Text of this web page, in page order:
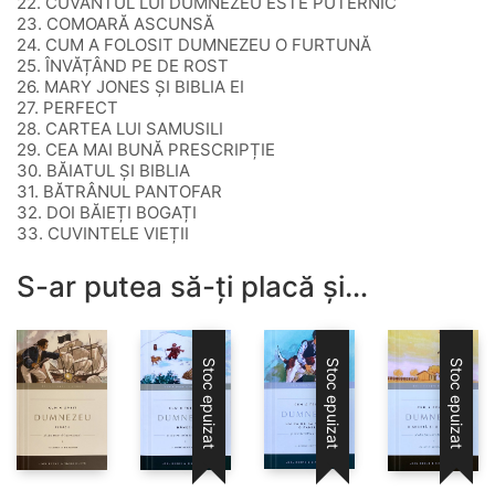
23. COMOARĂ ASCUNSĂ
24. CUM A FOLOSIT DUMNEZEU O FURTUNĂ
25. ÎNVĂȚÂND PE DE ROST
26. MARY JONES ȘI BIBLIA EI
27. PERFECT
28. CARTEA LUI SAMUSILI
29. CEA MAI BUNĂ PRESCRIPȚIE
30. BĂIATUL ȘI BIBLIA
31. BĂTRÂNUL PANTOFAR
32. DOI BĂIEȚI BOGAȚI
33. CUVINTELE VIEȚII
S-ar putea să-ți placă și…
Stoc epuizat Stoc epuizat Stoc epuizat